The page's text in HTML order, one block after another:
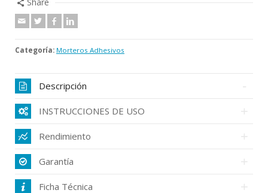
Categoría: Morteros Adhesivos
Descripción
INSTRUCCIONES DE USO
Rendimiento
Garantía
Ficha Técnica